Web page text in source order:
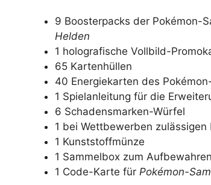
9 Boosterpacks der Pokémon-
Helden
1 holografische Vollbild-
65 Kartenhüllen
40 Energiekarten des
1 Spielanleitung für die
6 Schadensmarken-Würfel
1 bei Wettbewerben
1 Kunststoffmünze
1 Sammelbox zum
1 Code-Karte für Pokémon-